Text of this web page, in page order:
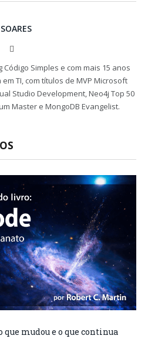
Código Simples e com mais 15 anos
TI, com títulos de MVP Microsoft
Studio Development, Neo4j Top 50
Master e MongoDB Evangelist.
que mudou e o que continua